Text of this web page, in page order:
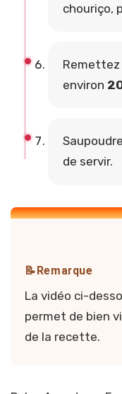
chouriço,
Remettez
environ
de servir.
📝Remarque
La vidéo ci-
permet de bien
de la recette.